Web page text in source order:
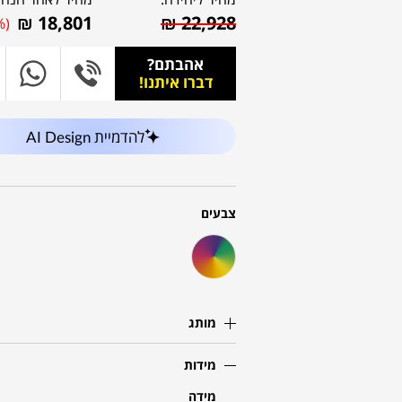
₪22,928
₪ 18,801
אהבתם?
דברו איתנו!
להדמיית AI Design
צבעים
מותג
מידות
מידה